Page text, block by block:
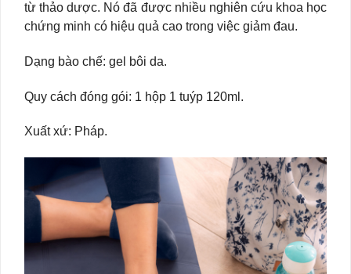
từ thảo dược. Nó đã được nhiều nghiên cứu khoa học
chứng minh có hiệu quả cao trong việc giảm đau.
Dạng bào chế: gel bôi da.
Quy cách đóng gói: 1 hộp 1 tuýp 120ml.
Xuất xứ: Pháp.